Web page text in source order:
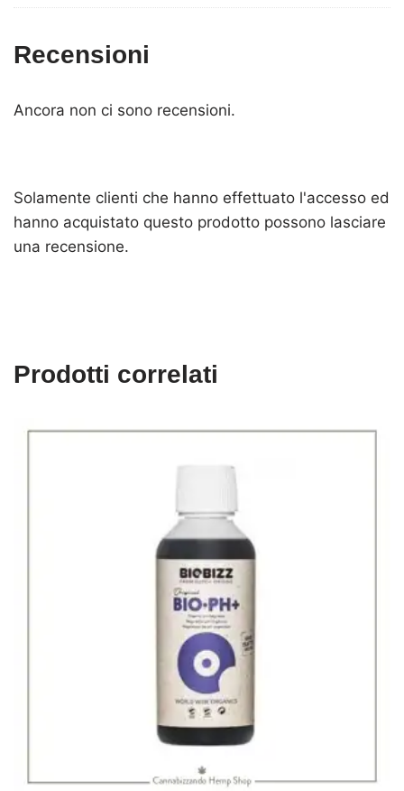
Recensioni
Ancora non ci sono recensioni.
Solamente clienti che hanno effettuato l'accesso ed
hanno acquistato questo prodotto possono lasciare
una recensione.
Prodotti correlati